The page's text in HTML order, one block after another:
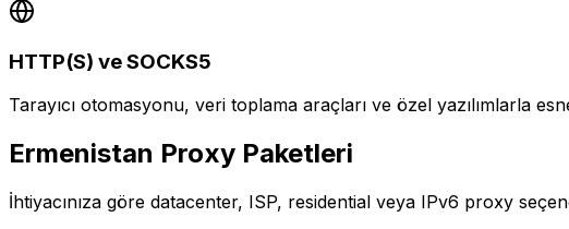
HTTP(S) ve SOCKS5
Tarayıcı otomasyonu, veri toplama araçları ve özel yazılımlarla
Ermenistan Proxy Paketleri
İhtiyacınıza göre datacenter, ISP, residential veya IPv6 proxy